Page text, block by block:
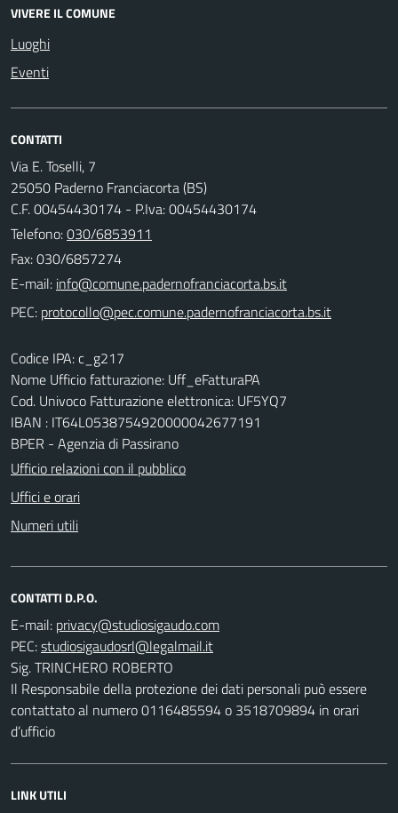
VIVERE IL COMUNE
Luoghi
Eventi
CONTATTI
Via E. Toselli, 7
25050 Paderno Franciacorta (BS)
C.F. 00454430174 - P.Iva: 00454430174
Telefono:030/6853911
Fax: 030/6857274
E-mail:
PEC:
Codice IPA: c_g217
Nome Ufficio fatturazione: Uff_eFatturaPA
Cod. Univoco Fatturazione elettronica: UF5YQ7
IBAN : IT64L0538754920000042677191
BPER - Agenzia di Passirano
Ufficio relazioni con il pubblico
Uffici e orari
Numeri utili
CONTATTI D.P.O.
E-mail:
PEC:
Sig. TRINCHERO ROBERTO
Il Responsabile della protezione dei dati personali può essere
contattato al numero 0116485594 o 3518709894 in orari
d’ufficio
LINK UTILI